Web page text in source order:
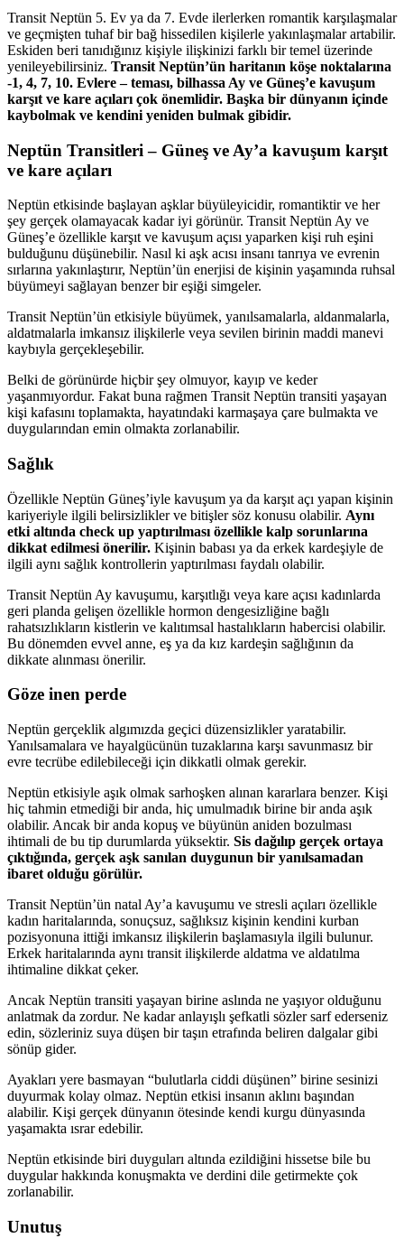
Transit Neptün 5. Ev ya da 7. Evde ilerlerken romantik karşılaşmalar
ve geçmişten tuhaf bir bağ hissedilen kişilerle yakınlaşmalar artabilir.
Eskiden beri tanıdığınız kişiyle ilişkinizi farklı bir temel üzerinde
yenileyebilirsiniz. Transit Neptün’ün haritanın köşe noktalarına
-1, 4, 7, 10. Evlere – teması, bilhassa Ay ve Güneş’e kavuşum
karşıt ve kare açıları çok önemlidir. Başka bir dünyanın içinde
kaybolmak ve kendini yeniden bulmak gibidir.
Neptün Transitleri – Güneş ve Ay’a kavuşum karşıt
ve kare açıları
Neptün etkisinde başlayan aşklar büyüleyicidir, romantiktir ve her
şey gerçek olamayacak kadar iyi görünür. Transit Neptün Ay ve
Güneş’e özellikle karşıt ve kavuşum açısı yaparken kişi ruh eşini
bulduğunu düşünebilir. Nasıl ki aşk acısı insanı tanrıya ve evrenin
sırlarına yakınlaştırır, Neptün’ün enerjisi de kişinin yaşamında ruhsal
büyümeyi sağlayan benzer bir eşiği simgeler.
Transit Neptün’ün etkisiyle büyümek, yanılsamalarla, aldanmalarla,
aldatmalarla imkansız ilişkilerle veya sevilen birinin maddi manevi
kaybıyla gerçekleşebilir.
Belki de görünürde hiçbir şey olmuyor, kayıp ve keder
yaşanmıyordur. Fakat buna rağmen Transit Neptün transiti yaşayan
kişi kafasını toplamakta, hayatındaki karmaşaya çare bulmakta ve
duygularından emin olmakta zorlanabilir.
Sağlık
Özellikle Neptün Güneş’iyle kavuşum ya da karşıt açı yapan kişinin
kariyeriyle ilgili belirsizlikler ve bitişler söz konusu olabilir. Aynı
etki altında check up yaptırılması özellikle kalp sorunlarına
dikkat edilmesi önerilir. Kişinin babası ya da erkek kardeşiyle de
ilgili aynı sağlık kontrollerin yaptırılması faydalı olabilir.
Transit Neptün Ay kavuşumu, karşıtlığı veya kare açısı kadınlarda
geri planda gelişen özellikle hormon dengesizliğine bağlı
rahatsızlıkların kistlerin ve kalıtımsal hastalıkların habercisi olabilir.
Bu dönemden evvel anne, eş ya da kız kardeşin sağlığının da
dikkate alınması önerilir.
Göze inen perde
Neptün gerçeklik algımızda geçici düzensizlikler yaratabilir.
Yanılsamalara ve hayalgücünün tuzaklarına karşı savunmasız bir
evre tecrübe edilebileceği için dikkatli olmak gerekir.
Neptün etkisiyle aşık olmak sarhoşken alınan kararlara benzer. Kişi
hiç tahmin etmediği bir anda, hiç umulmadık birine bir anda aşık
olabilir. Ancak bir anda kopuş ve büyünün aniden bozulması
ihtimali de bu tip durumlarda yüksektir. Sis dağılıp gerçek ortaya
çıktığında, gerçek aşk sanılan duygunun bir yanılsamadan
ibaret olduğu görülür.
Transit Neptün’ün natal Ay’a kavuşumu ve stresli açıları özellikle
kadın haritalarında, sonuçsuz, sağlıksız kişinin kendini kurban
pozisyonuna ittiği imkansız ilişkilerin başlamasıyla ilgili bulunur.
Erkek haritalarında aynı transit ilişkilerde aldatma ve aldatılma
ihtimaline dikkat çeker.
Ancak Neptün transiti yaşayan birine aslında ne yaşıyor olduğunu
anlatmak da zordur. Ne kadar anlayışlı şefkatli sözler sarf ederseniz
edin, sözleriniz suya düşen bir taşın etrafında beliren dalgalar gibi
sönüp gider.
Ayakları yere basmayan “bulutlarla ciddi düşünen” birine sesinizi
duyurmak kolay olmaz. Neptün etkisi insanın aklını başından
alabilir. Kişi gerçek dünyanın ötesinde kendi kurgu dünyasında
yaşamakta ısrar edebilir.
Neptün etkisinde biri duyguları altında ezildiğini hissetse bile bu
duygular hakkında konuşmakta ve derdini dile getirmekte çok
zorlanabilir.
Unutuş